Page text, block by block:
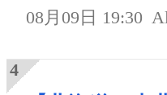
08月09日 19:30